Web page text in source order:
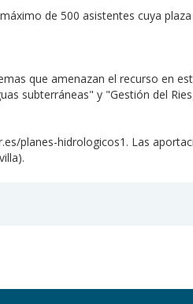
de 500 asistentes cuya plaza
que amenazan el recurso en
subterráneas" y "Gestión del
planes-hidrologicos1. Las